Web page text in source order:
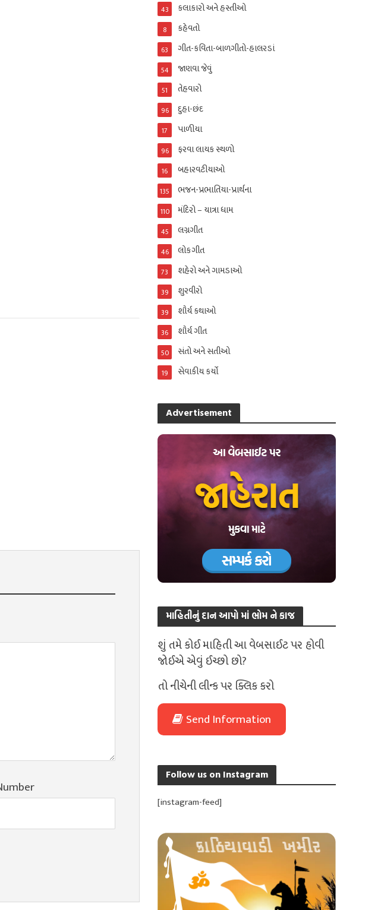
કલાકારો અને હસ્તીઓ
43
કહેવતો
8
ગીત-કવિતા-બાળગીતો-હાલરડાં
63
જાણવા જેવું
54
તેહવારો
51
દુહા-છંદ
96
પાળીયા
17
ફરવા લાયક સ્થળો
96
બહારવટીયાઓ
16
ભજન-પ્રભાતિયા-પ્રાર્થના
135
મંદિરો – યાત્રા ધામ
110
લગ્નગીત
45
લોકગીત
46
શહેરો અને ગામડાઓ
73
શુરવીરો
39
શૌર્ય કથાઓ
39
શૌર્ય ગીત
36
સંતો અને સતીઓ
50
સેવાકીય કર્યો
19
Advertisement
માહિતીનું દાન આપો માં ભોમ ને કાજ
શું તમે કોઈ માહિતી આ વેબસાઈટ પર હોવી
જોઈએ એવું ઈચ્છો છો?
તો નીચેની લીન્ક પર ક્લિક કરો
Send Information
Follow us on Instagram
[instagram-feed]